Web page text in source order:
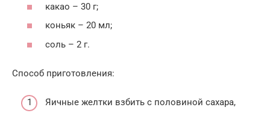
какао – 30 г;
коньяк – 20 мл;
соль – 2 г.
Способ приготовления:
Яичные желтки взбить с половиной сахара,